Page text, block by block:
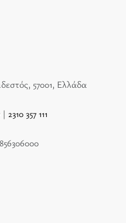
57001, Ελλάδα
| 2310 357 111